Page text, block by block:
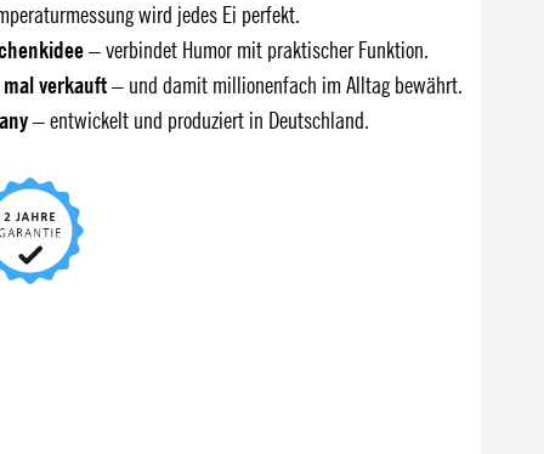
wird jedes Ei perfekt.
– verbindet Humor mit praktischer Funktion.
verkauft– und damit millionenfach im Alltag bewährt.
– entwickelt und produziert in Deutschland.